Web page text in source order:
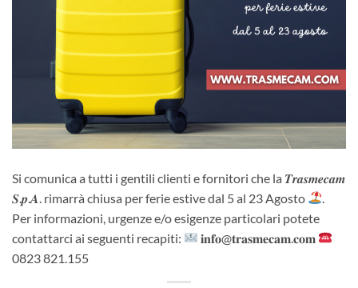
Si comunica a tutti i gentili clienti e fornitori che la 𝑻𝒓𝒂𝒔𝒎𝒆𝒄𝒂𝒎
𝑺.𝒑.𝑨. rimarrà chiusa per ferie estive dal 5 al 23 Agosto
Per informazioni, urgenze e/o esigenze particolari potete
contattarci ai seguenti recapiti:
𝐢𝐧𝐟𝐨@𝐭𝐫𝐚𝐬𝐦𝐞𝐜𝐚𝐦.𝐜𝐨𝐦
0823 821.155